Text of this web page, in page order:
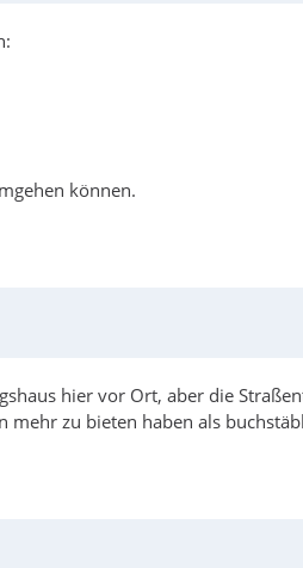
können.
hier vor Ort, aber die
zu bieten haben als